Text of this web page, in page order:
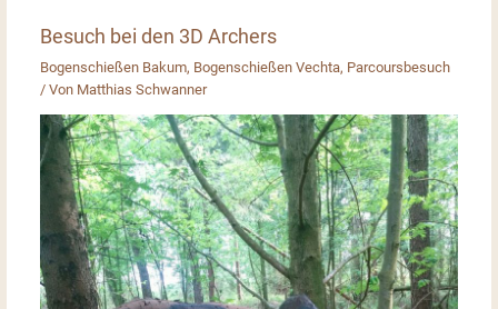
k
Besuch bei den 3D Archers
Bogenschießen Bakum, Bogenschießen Vechta, Parcoursbesuch
/ Von Matthias Schwanner